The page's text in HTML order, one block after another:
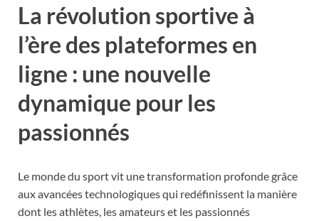
La révolution sportive à
l’ère des plateformes en
ligne : une nouvelle
dynamique pour les
passionnés
Le monde du sport vit une transformation profonde grâce
aux avancées technologiques qui redéfinissent la manière
dont les athlètes, les amateurs et les passionnés